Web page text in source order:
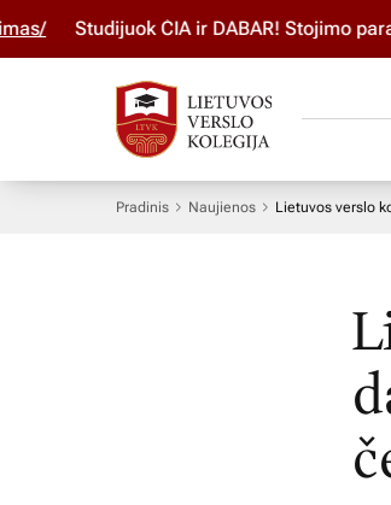
Studijuok ČIA ir DABAR! Stojimo
Pradinis Naujienos Lietuvos verslo